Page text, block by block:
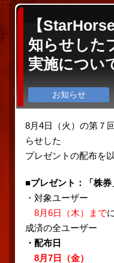
【
知らせした
実施につい
お知らせ
8月4日（火）の第７
らせした
プレゼントの配布を
■プレゼント：「株券
・対象ユーザー
8月6日（木）まで
成済の全ユーザー
・配布日
8月7日（金）